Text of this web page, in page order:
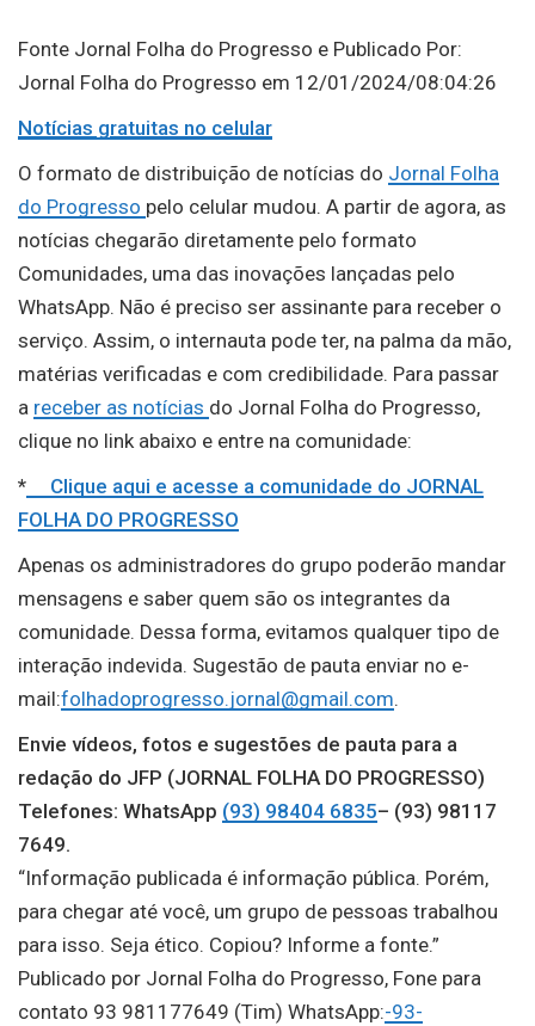
Fonte Jornal Folha do Progresso e Publicado Por:
Jornal Folha do Progresso em 12/01/2024/08:04:26
Notícias gratuitas no celular
O formato de distribuição de notícias do Jornal Folha
do Progresso pelo celular mudou. A partir de agora, as
notícias chegarão diretamente pelo formato
Comunidades, uma das inovações lançadas pelo
WhatsApp. Não é preciso ser assinante para receber o
serviço. Assim, o internauta pode ter, na palma da mão,
matérias verificadas e com credibilidade. Para passar
a receber as notícias do Jornal Folha do Progresso,
clique no link abaixo e entre na comunidade:
* Clique aqui e acesse a comunidade do JORNAL
FOLHA DO PROGRESSO
Apenas os administradores do grupo poderão mandar
mensagens e saber quem são os integrantes da
comunidade. Dessa forma, evitamos qualquer tipo de
interação indevida. Sugestão de pauta enviar no e-
mail:folhadoprogresso.jornal@gmail.com.
Envie vídeos, fotos e sugestões de pauta para a
redação do JFP (JORNAL FOLHA DO PROGRESSO)
Telefones: WhatsApp (93) 98404 6835– (93) 98117
7649.
“Informação publicada é informação pública. Porém,
para chegar até você, um grupo de pessoas trabalhou
para isso. Seja ético. Copiou? Informe a fonte.”
Publicado por Jornal Folha do Progresso, Fone para
contato 93 981177649 (Tim) WhatsApp:-93-